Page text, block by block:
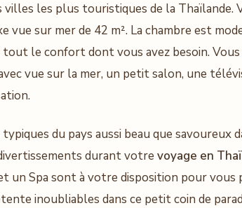
les plus touristiques de la Thaïlande.
vue sur mer de 42 m². La chambre est
le confort dont vous avez besoin. Vous
vue sur la mer, un petit salon, une
du pays aussi beau que savoureux
durant votre voyage en
un Spa sont à votre disposition pour
inoubliables dans ce petit coin de